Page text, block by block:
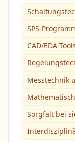
SPS-
CAD/EDA-
Messtechnik
Sorgfalt bei